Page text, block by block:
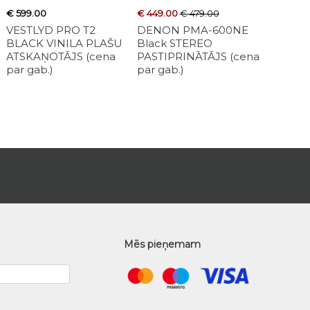
JADE
MAT BLACK
sistēmu
POLK AUDIO ATRIUM
4 White Sienas
akustiskā sistēma (cena
€ 499.99
MONITOR AUDIO
Plaukta akustiskā
€ 599.00
VESTLYD PRO T2
BLACK VINILA PLAŠU
ATSKAŅOTĀJS (cena
par gab.)
€ 449.00€ 479.00
DENON PMA-600NE
Black STEREO
PASTIPRINĀTĀJS (cena
par gab.)
Mēs pieņemam